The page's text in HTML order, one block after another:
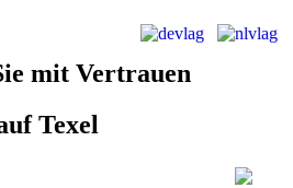
mit Vertrauen
Texel